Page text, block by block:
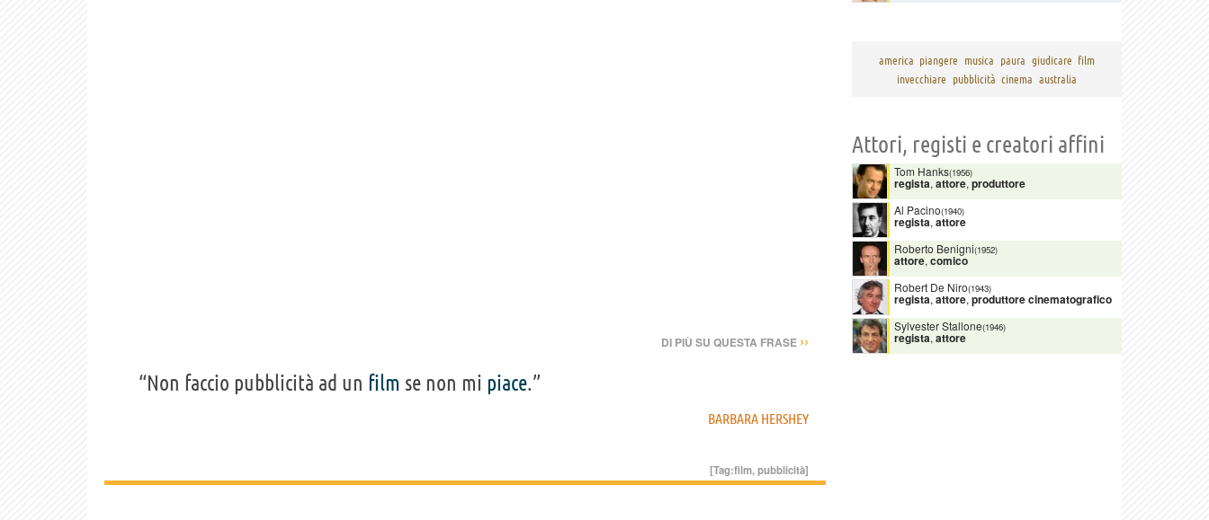
DI PIÙ SU QUESTA FRASE ››
“Non faccio pubblicità ad un film se non mi piace.”
BARBARA HERSHEY
[Tag:film,pubblicità]
america piangere musica paura giudicare film
invecchiare
pubblicità cinema australia
Attori, registi e creatori affini
Tom Hanks(1956)
regista, attore,produttore
Al Pacino(1940)
regista, attore
Roberto Benigni(1952)
attore, comico
Robert De Niro(1943)
regista, attore,produttore cinematografico
Sylvester Stallone(1946)
regista, attore